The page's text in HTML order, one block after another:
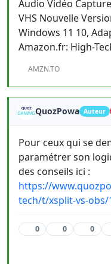
Audio Vidéo
VHS Nouvelle
Windows 11 10,
Amazon.fr: High-
AMZN.TO
QuozPowa Auteur
Pour ceux qui se
paramétrer son
des conseils ici :
https://
tech/t/xsplit-vs-obs/
0 0 0